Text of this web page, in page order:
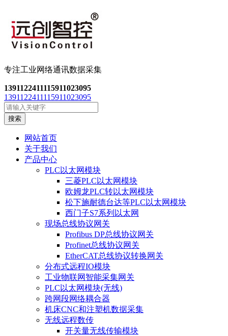
专注工业网络通讯数据采集
1391122411115911023095
1391122411115911023095
搜索
网站首页
关于我们
产品中心
PLC以太网模块
三菱PLC以太网模块
欧姆龙PLC转以太网模块
松下施耐德台达等PLC以太网模块
西门子S7系列以太网
现场总线协议网关
Profibus DP总线协议网关
Profinet总线协议网关
EtherCAT总线协议转换网关
分布式远程IO模块
工业物联网智能采集网关
PLC以太网模块(无线)
跨网段网络耦合器
机床CNC和注塑机数据采集
无线远程数传
开关量无线传输模块